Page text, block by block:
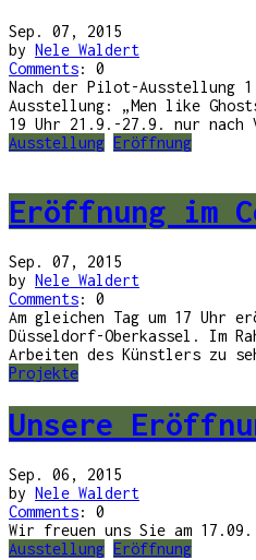
Sep. 07, 2015
by Nele Waldert
Comments: 0
Nach der Pilot-Ausstellung
Ausstellung: „Men like
19 Uhr 21.9.-27.9. nur nach
Ausstellung Eröffnung
Eröffnung im
Sep. 07, 2015
by Nele Waldert
Comments: 0
Am gleichen Tag um 17 Uhr
Düsseldorf-Oberkassel. Im
Arbeiten des Künstlers zu
Projekte
Unsere
Sep. 06, 2015
by Nele Waldert
Comments: 0
Wir freuen uns Sie am
Ausstellung Eröffnung